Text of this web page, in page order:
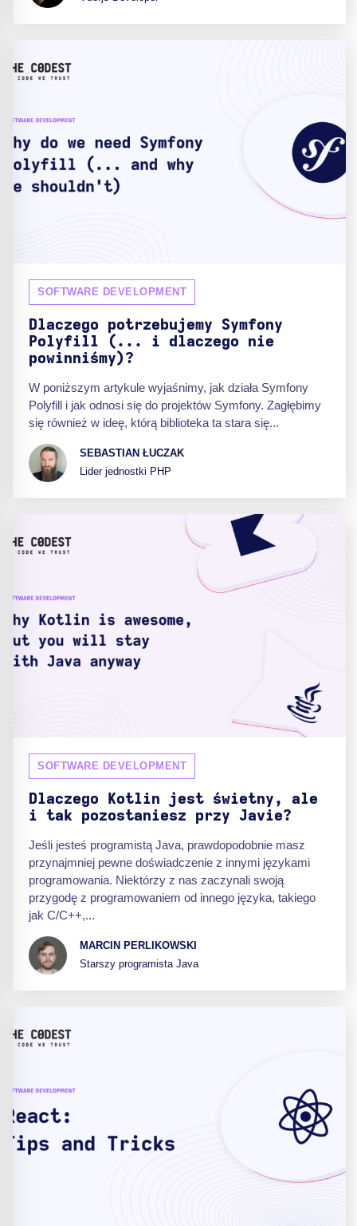
SOFTWARE DEVELOPMENT
Dlaczego potrzebujemy Symfony
Polyfill (... i dlaczego nie
powinniśmy)?
W poniższym artykule wyjaśnimy, jak działa Symfony
Polyfill i jak odnosi się do projektów Symfony. Zagłębimy
się również w ideę, którą biblioteka ta stara się...
SEBASTIAN ŁUCZAK
Lider jednostki PHP
SOFTWARE DEVELOPMENT
Dlaczego Kotlin jest świetny, ale
i tak pozostaniesz przy Javie?
Jeśli jesteś programistą Java, prawdopodobnie masz
przynajmniej pewne doświadczenie z innymi językami
programowania. Niektórzy z nas zaczynali swoją
przygodę z programowaniem od innego języka, takiego
jak C/C++,...
MARCIN PERLIKOWSKI
Starszy programista Java